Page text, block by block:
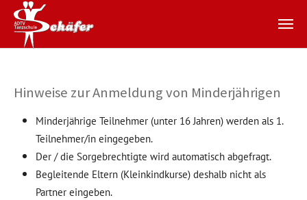
Hinweise zur Anmeldung von Minderjährigen
Minderjährige Teilnehmer (unter 16 Jahren) werden als 1.
Teilnehmer/in eingegeben.
Der / die Sorgebrechtigte wird automatisch abgefragt.
Begleitende Eltern (Kleinkindkurse) deshalb nicht als
Partner eingeben.